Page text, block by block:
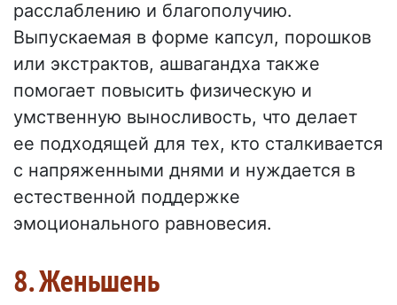
расслаблению и благополучию.
Выпускаемая в форме капсул, порошков
или экстрактов, ашвагандха также
помогает повысить физическую и
умственную выносливость, что делает
ее подходящей для тех, кто сталкивается
с напряженными днями и нуждается в
естественной поддержке
эмоционального равновесия.
8. Женьшень